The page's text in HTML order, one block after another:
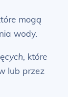
mogą
wody.
, które
lub przez